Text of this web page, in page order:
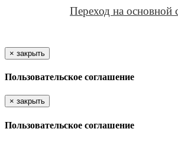
Переход на основной
× закрыть
Пользовательское соглашение
× закрыть
Пользовательское соглашение